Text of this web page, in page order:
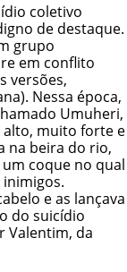
coletivo
de destaque.
grupo
em conflito
versões,
). Nessa época,
Umuheri,
muito forte e
na beira do rio,
coque no qual
e as lançava
do suicídio
Valentim, da